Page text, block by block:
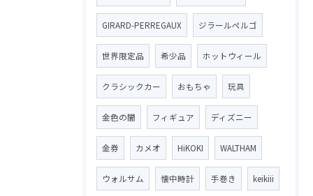
GIRARD-PERREGAUX ジラールペルゴ
世界限定品 希少品 ホットウィール
クラシックカー おもちゃ 玩具
金色の闇 フィギュア ディズニー
金券 カメオ HiKOKI WALTHAM
ウォルサム 懐中時計 手巻き keikiii